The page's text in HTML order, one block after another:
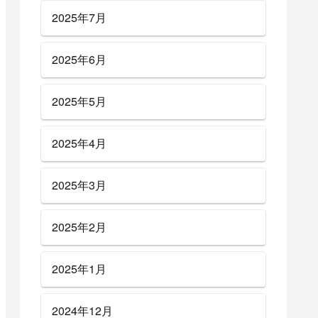
2025年7月
2025年6月
2025年5月
2025年4月
2025年3月
2025年2月
2025年1月
2024年12月